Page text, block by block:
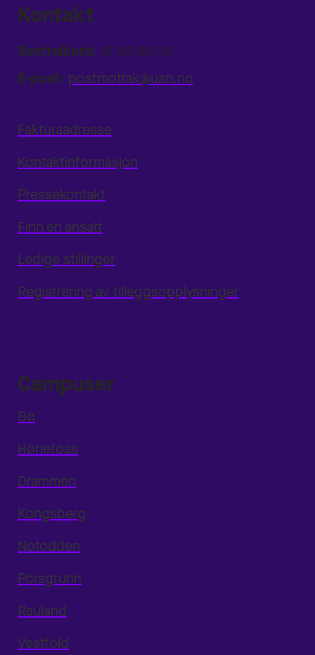
Kontakt
Sentralbord: 31 00 80 00
E-post: postmottak@usn.no
Fakturaadresse
Kontaktinformasjon
Pressekontakt
Finn en ansatt
Ledige stillinger
Registrering av tilleggsopplysninger
Campuser
Bø
Hønefoss
Drammen
Kongsberg
Notodden
Porsgrunn
Rauland
Vestfold